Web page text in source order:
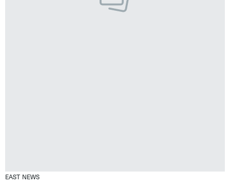
EAST NEWS